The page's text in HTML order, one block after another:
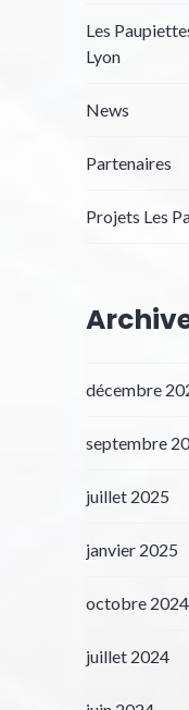
Les
Lyon
News
Partenaires
Projets Les
décembre
septembre
juillet 2025
janvier 2025
octobre 2024
juillet 2024